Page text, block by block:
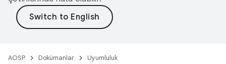
AOSP Dokümanlar Uyumluluk